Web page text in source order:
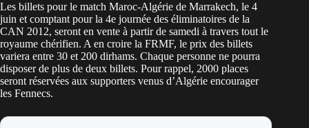
Les billets pour le match Maroc-Algérie de Marrakech, le 4
juin et comptant pour la 4e journée des éliminatoires de la
CAN 2012, seront en vente à partir de samedi à travers tout le
royaume chérifien. A en croire la FRMF, le prix des billets
variera entre 30 et 200 dirhams. Chaque personne ne pourra
disposer de plus de deux billets. Pour rappel, 2000 places
seront réservées aux supporters venus d’Algérie encourager
les Fennecs.